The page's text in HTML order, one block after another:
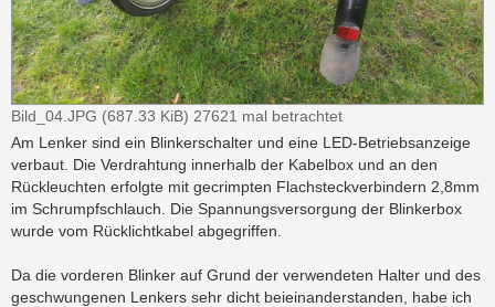
Bild_04.JPG (687.33 KiB) 27621 mal betrachtet
Am Lenker sind ein Blinkerschalter und eine LED-Betriebsanzeige
verbaut. Die Verdrahtung innerhalb der Kabelbox und an den
Rückleuchten erfolgte mit gecrimpten Flachsteckverbindern 2,8mm
im Schrumpfschlauch. Die Spannungsversorgung der Blinkerbox
wurde vom Rücklichtkabel abgegriffen.
Da die vorderen Blinker auf Grund der verwendeten Halter und des
geschwungenen Lenkers sehr dicht beieinanderstanden, habe ich